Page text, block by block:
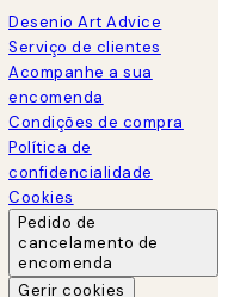
Desenio Art Advice
Serviço de clientes
Acompanhe a sua
encomenda
Condições de compra
Política de
confidencialidade
Cookies
Pedido de
cancelamento de
encomenda
Gerir cookies